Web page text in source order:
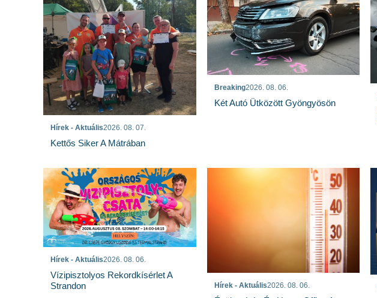
Hírek - Aktuális2026. 08. 07.
Kettős Siker A Mátrában
Breaking2026. 08. 06.
Két Autó Ütközött Gyöngyösön
Hírek - Aktuális2026. 08. 06.
Vízipisztolyos Rekordkísérlet A
Strandon
Hírek - Aktuális2026. 08. 06.